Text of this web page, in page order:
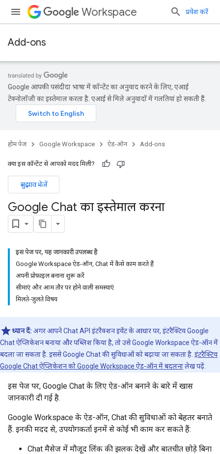
Workspace प्रवेश करें
Add-ons
Google आपकी पसंदीदा भाषा में कॉन्टेंट का अनुवाद करने के लिए, एआई
टेक्नोलॉजी का इस्तेमाल करता है. एआई से मिले अनुवादों में गलतियां हो सकती हैं.
होम पेज Google Workspace ऐड-ऑन Add-ons
क्या इस कॉन्टेंट से आपको मदद मिली?
सुझाव भेजें
Google Chat का इस्तेमाल करना
इस पेज पर, यह जानकारी उपलब्ध है
Google Workspace ऐड-ऑन, Chat में कैसे काम करते हैं
अपनी प्रोफ़ाइल बनाना शुरू करें
सीमाएं और आम तौर पर होने वाली समस्याएं
मिलते-जुलते विषय
ध्यान दें: अगर आपने Chat API इंटरैक्शन इवेंट के आधार पर, इंटरैक्टिव Google
Chat ऐप्लिकेशन बनाया और पब्लिश किया है, तो उसे Google Workspace ऐड-ऑन में
बदला जा सकता है. इससे Google Chat की सुविधाओं को बढ़ाया जा सकता है. इंटरैक्टिव
Google Chat ऐप्लिकेशन को Google Workspace ऐड-ऑन में बदलनालेख पढ़ें.
इस पेज पर, Google Chat के लिए ऐड-ऑन बनाने के बारे में खास
जानकारी दी गई है.
Google Workspace के ऐड-ऑन, Chat की सुविधाओं को बेहतर बनाते
हैं. इनकी मदद से, उपयोगकर्ता इनमें से कोई भी काम कर सकते हैं:
Chat मैसेज में मौजूद लिंक की झलक देखें और बातचीत छोड़े बिना